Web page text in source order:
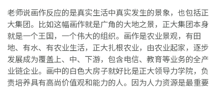
老师说画作反应的是真实生活中真实发生的景象，也包括正
大集团。比如这幅画作就是广角的大地之景，正大集团本身
就是一个王国，一个伟大的组织。画作是农业景观，有田
地、有水、有农业生活，正大扎根农业，由农业起家，逐步
发展成为覆盖上、中、下游，包含电信、教育等业务的全产
业链企业。画中的白色大房子就好比是正大领导力学院，负
责培养具有高尚价值观和能力的人。因为人力资源是最重要